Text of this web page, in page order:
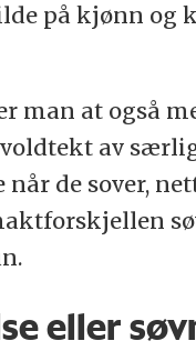
på kjønn og
man at også
av
når de sover,
eller